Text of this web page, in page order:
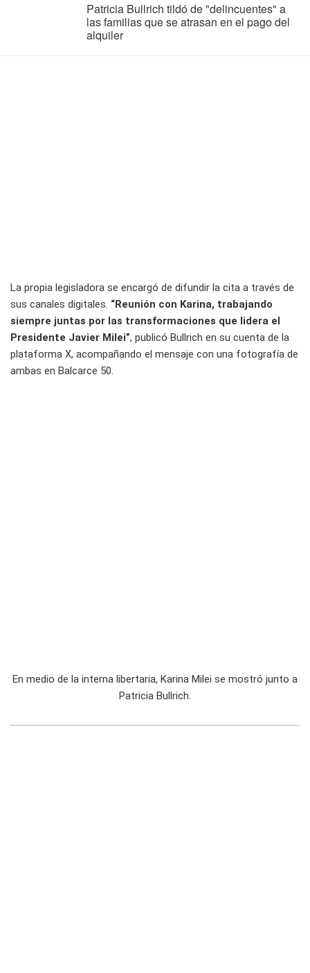
Patricia Bullrich tildó de "delincuentes" a
las familias que se atrasan en el pago del
alquiler
La propia legisladora se encargó de difundir la cita a través de
sus canales digitales. “Reunión con Karina, trabajando
siempre juntas por las transformaciones que lidera el
Presidente Javier Milei”, publicó Bullrich en su cuenta de la
plataforma X, acompañando el mensaje con una fotografía de
ambas en Balcarce 50.
En medio de la interna libertaria, Karina Milei se mostró junto a
Patricia Bullrich.